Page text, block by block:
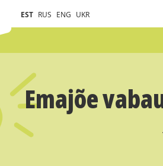
EST RUS ENG UKR
Emajõe